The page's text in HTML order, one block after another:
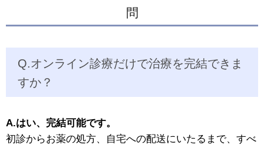
問
Q.オンライン診療だけで治療を完結できま
すか？
A.はい、完結可能です。
初診からお薬の処方、自宅への配送にいたるまで、すべ